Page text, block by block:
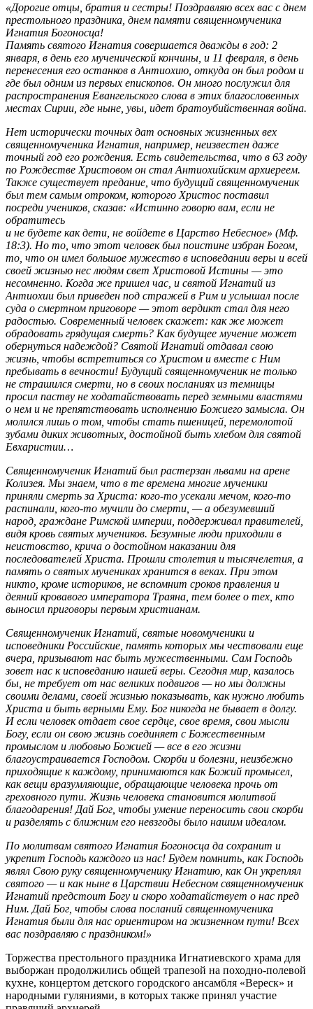
«Дорогие отцы, братия и сестры! Поздравляю всех вас с днем
престольного праздника, днем памяти священномученика
Игнатия Богоносца!
Память святого Игнатия совершается дважды в год: 2
января, в день его мученической кончины, и 11 февраля, в день
перенесения его останков в Антиохию, откуда он был родом и
где был одним из первых епископов. Он много послужил для
распространения Евангельского слова в этих благословенных
местах Сирии, где ныне, увы, идет братоубийственная война.
Нет исторически точных дат основных жизненных вех
священномученика Игнатия, например, неизвестен даже
точный год его рождения. Есть свидетельства, что в 63 году
по Рождестве Христовом он стал Антиохийским архиереем.
Также существует предание, что будущий священномученик
был тем самым отроком, которого Христос поставил
посреди учеников, сказав: «Истинно говорю вам, если не
обратитесь
и не будете как дети, не войдете в Царство Небесное» (Мф.
18:3). Но то, что этот человек был поистине избран Богом,
то, что он имел большое мужество в исповедании веры и всей
своей жизнью нес людям свет Христовой Истины — это
несомненно. Когда же пришел час, и святой Игнатий из
Антиохии был приведен под стражей в Рим и услышал после
суда о смертном приговоре — этот вердикт стал для него
радостью. Современный человек скажет: как же может
обрадовать грядущая смерть? Как будущее мучение может
обернуться надеждой? Святой Игнатий отдавал свою
жизнь, чтобы встретиться со Христом и вместе с Ним
пребывать в вечности! Будущий священномученик не только
не страшился смерти, но в своих посланиях из темницы
просил паству не ходатайствовать перед земными властями
о нем и не препятствовать исполнению Божиего замысла. Он
молился лишь о том, чтобы стать пшеницей, перемолотой
зубами диких животных, достойной быть хлебом для святой
Евхаристии…
Священномученик Игнатий был растерзан львами на арене
Колизея. Мы знаем, что в те времена многие мученики
приняли смерть за Христа: кого-то усекали мечом, кого-то
распинали, кого-то мучили до смерти, — а обезумевший
народ, граждане Римской империи, поддерживал правителей,
видя кровь святых мучеников. Безумные люди приходили в
неистовство, крича о достойном наказании для
последователей Христа. Прошли столетия и тысячелетия, а
память о святых мучениках хранится в веках. При этом
никто, кроме историков, не вспомнит сроков правления и
деяний кровавого императора Траяна, тем более о тех, кто
выносил приговоры первым христианам.
Священномученик Игнатий, святые новомученики и
исповедники Российские, память которых мы чествовали еще
вчера, призывают нас быть мужественными. Сам Господь
зовет нас к исповеданию нашей веры. Сегодня мир, казалось
бы, не требует от нас великих подвигов — но мы должны
своими делами, своей жизнью показывать, как нужно любить
Христа и быть верными Ему. Бог никогда не бывает в долгу.
И если человек отдает свое сердце, свое время, свои мысли
Богу, если он свою жизнь соединяет с Божественным
промыслом и любовью Божией — все в его жизни
благоустраивается Господом. Скорби и болезни, неизбежно
приходящие к каждому, принимаются как Божий промысел,
как вещи вразумляющие, обращающие человека прочь от
греховного пути. Жизнь человека становится молитвой
благодарения! Дай Бог, чтобы умение переносить свои скорби
и разделять с ближним его невзгоды было нашим идеалом.
По молитвам святого Игнатия Богоносца да сохранит и
укрепит Господь каждого из нас! Будем помнить, как Господь
являл Свою руку священномученику Игнатию, как Он укреплял
святого — и как ныне в Царствии Небесном священномученик
Игнатий предстоит Богу и скоро ходатайствует о нас пред
Ним. Дай Бог, чтобы слова посланий священномученика
Игнатия были для нас ориентиром на жизненном пути! Всех
вас поздравляю с праздником!»
Торжества престольного праздника Игнатиевского храма для
выборжан продолжились общей трапезой на походно-полевой
кухне, концертом детского городского ансамбля «Вереск» и
народными гуляниями, в которых также принял участие